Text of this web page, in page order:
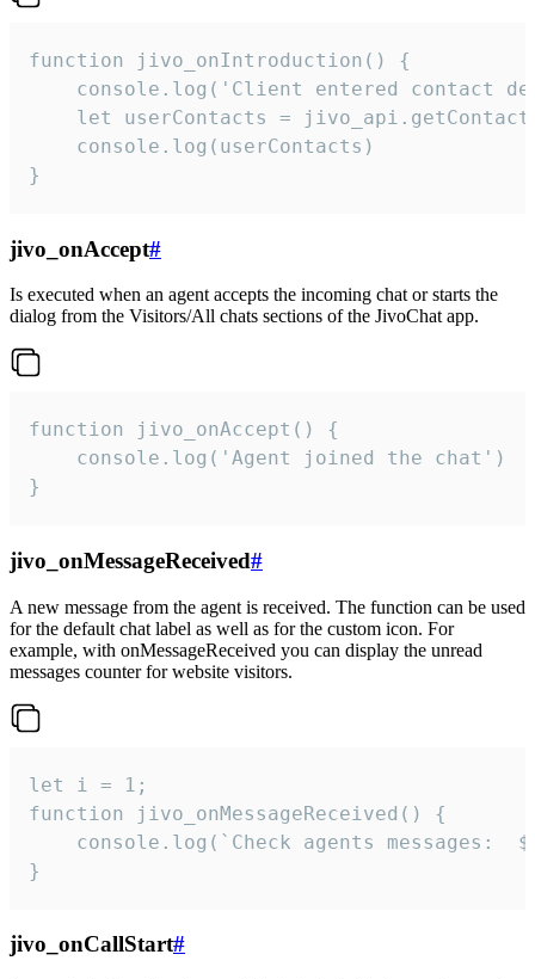
function jivo_onIntroduction() {
console.log('Client entered contact
let userContacts =
    console.log(userContacts)
}
jivo_onAccept#
Is executed when an agent accepts the incoming chat or starts the
dialog from the Visitors/All chats sections of the JivoChat app.
function jivo_onAccept() {
}
jivo_onMessageReceived#
A new message from the agent is received. The function can be used
for the default chat label as well as for the custom icon. For
example, with onMessageReceived you can display the unread
messages counter for website visitors.
let i = 1;
function jivo_onMessageReceived() {
}
jivo_onCallStart#